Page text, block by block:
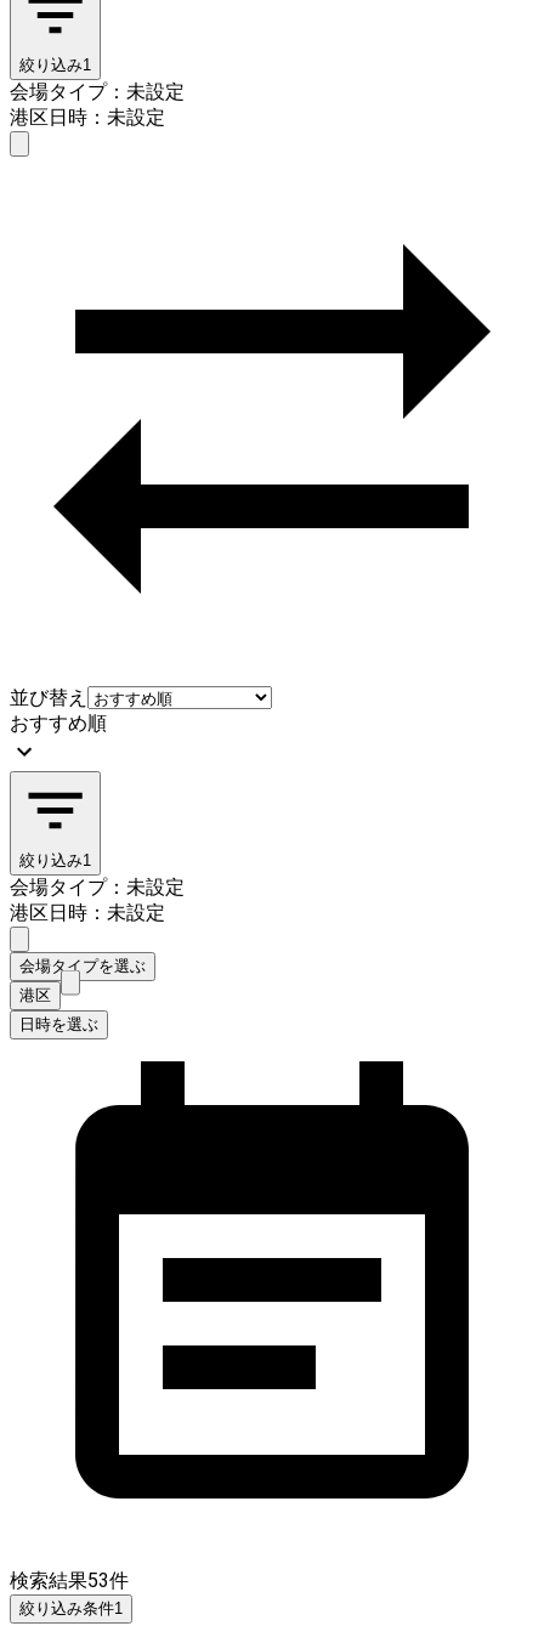
絞り込み1
会場タイプ：未設定
港区日時：未設定
並び替え
おすすめ順
絞り込み1
会場タイプ：未設定
港区日時：未設定
会場タイプを選ぶ
港区
日時を選ぶ
検索結果53件
絞り込み条件1